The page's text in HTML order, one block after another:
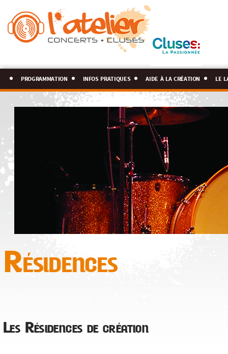
programmation infos pratiques aide à la création le
Résidences
Les Résidences de création